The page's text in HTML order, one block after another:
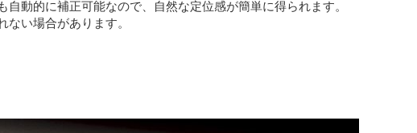
動的に補正可能なので、自然な定位感が簡単に得られます。
い場合があります。